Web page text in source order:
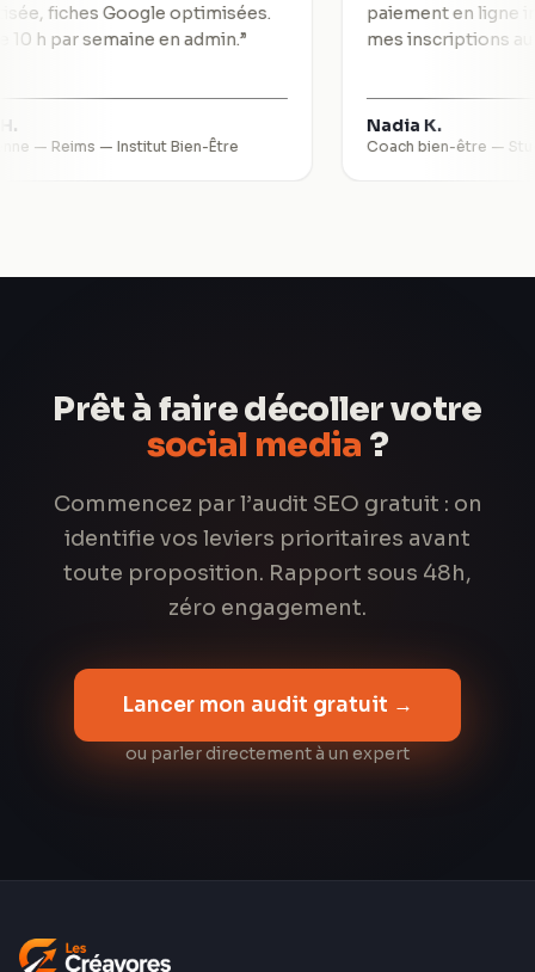
fiches Google optimisées.
gagne 10 h par semaine en admin.
H.
— Reims—Institut Bien-Être
paiement en
mes
Nadia K.
Coach bien-
Prêt à faire décoller votre
social media ?
Commencez par l’audit SEO gratuit : on
identifie vos leviers prioritaires avant
toute proposition. Rapport sous 48h,
zéro engagement.
Lancer mon audit gratuit →
ou parler directement à un expert